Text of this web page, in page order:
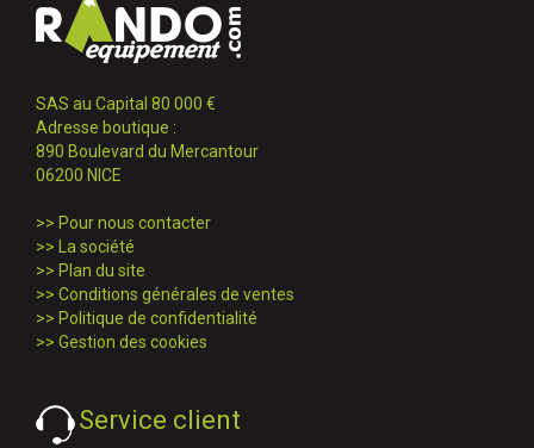
SAS au Capital 80 000 €
Adresse boutique :
890 Boulevard du Mercantour
06200 NICE
>> Pour nous contacter
>>
La société
>> Plan du site
>> Conditions générales de ventes
>> Politique de confidentialité
>> Gestion des cookies
Service client